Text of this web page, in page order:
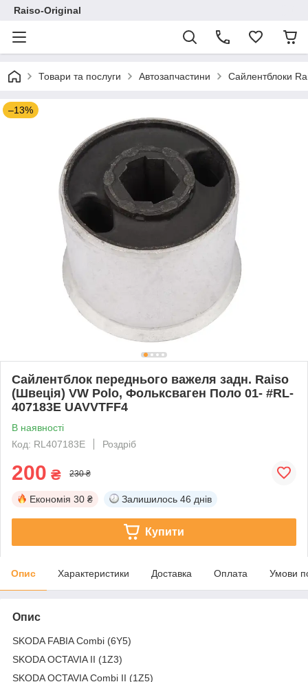
Raiso-Original
Товари та послуги Автозапчастини Сайлентблоки
–13%
Сайлентблок переднього важеля задн. Raiso
(Швеція) VW Polo, Фольксваген Поло 01- #RL-
407183E UAVVTFF4
В наявності
Код: RL407183E
Роздріб
200 ₴ 230 ₴
Економія 30 ₴ Залишилось 46 днів
Купити
Опис Характеристики Доставка Оплата Умови
Опис
SKODA FABIA Combi (6Y5)
SKODA OCTAVIA II (1Z3)
SKODA OCTAVIA Combi II (1Z5)